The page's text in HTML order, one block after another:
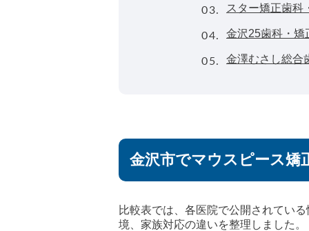
03. スター矯正歯科
04. 金沢25歯科・矯
05. 金澤むさし総合
金沢市でマウスピース矯
比較表では、各医院で公開されてい
境、家族対応の違いを整理しました。